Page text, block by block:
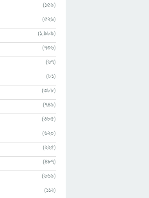
(159)
(526)
(1,989)
(736)
(67)
(81)
(388)
(749)
(385)
(620)
(225)
(487)
(669)
(112)